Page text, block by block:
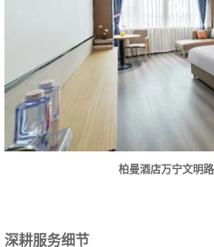
柏曼酒店万宁文明
深耕服务细节